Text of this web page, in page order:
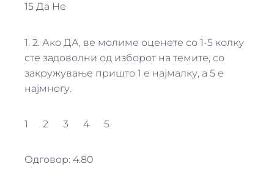
15 Да Не
1. 2. Ако ДА, ве молиме оценете со 1-5 колку
сте задоволни од изборот на темите, со
закружување пришто 1 е најмалку, а 5 е
најмногу.
1 2 3 4 5
Одговор: 4.80